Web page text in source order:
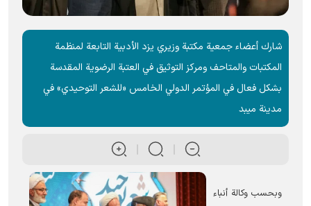
شارك أعضاء جمعية مكتبة وزيري یزد الأدبية التابعة لمنظمة
المكتبات والمتاحف ومركز التوثيق في العتبة الرضویة المقدسة
بشكل فعال في المؤتمر الدولي الخامس «للشعر التوحيدي» في
مدينة ميبد
وبحسب وكالة أنباء